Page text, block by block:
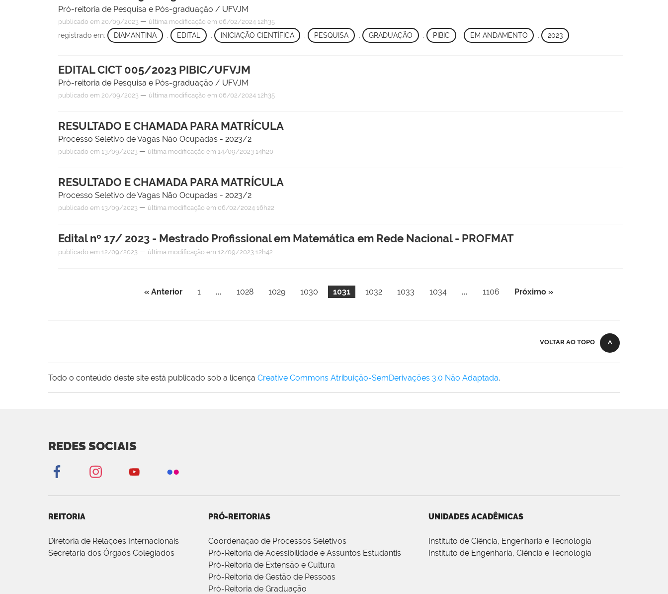
Pró-reitoria de Pesquisa e Pós-graduação / UFVJM
publicado em 20/09/2023 — última modificação em 06/02/2024 12h35
registrado em: DIAMANTINA EDITAL INICIAÇÃO CIENTÍFICA , PESQUISA , GRADUAÇÃO PIBIC EM ANDAMENTO , 2023
EDITAL CICT 005/2023 PIBIC/UFVJM
Pró-reitoria de Pesquisa e Pós-graduação / UFVJM
publicado em 20/09/2023 — última modificação em 06/02/2024 12h35
RESULTADO E CHAMADA PARA MATRÍCULA
Processo Seletivo de Vagas Não Ocupadas - 2023/2
publicado em 13/09/2023 — última modificação em 14/09/2023 14h20
RESULTADO E CHAMADA PARA MATRÍCULA
Processo Seletivo de Vagas Não Ocupadas - 2023/2
publicado em 13/09/2023 — última modificação em 06/02/2024 16h22
Edital nº 17/ 2023 - Mestrado Profissional em Matemática em Rede Nacional - PROFMAT
publicado em 12/09/2023 — última modificação em 12/09/2023 12h42
« Anterior 1 ... 1028 1029 1030 1031 1032 1033 1034 ... 1106 Próximo »
VOLTAR AO TOPO
Todo o conteúdo deste site está publicado sob a licença Creative Commons Atribuição-SemDerivações 3.0 Não Adaptada.
REDES SOCIAIS
REITORIA
Diretoria de Relações Internacionais
Secretaria dos Órgãos Colegiados
PRÓ-REITORIAS
Coordenação de Processos Seletivos
Pró-Reitoria de Acessibilidade e Assuntos Estudantis
Pró-Reitoria de Extensão e Cultura
Pró-Reitoria de Gestão de Pessoas
Pró-Reitoria de Graduação
UNIDADES ACADÊMICAS
Instituto de Ciência, Engenharia e Tecnologia
Instituto de Engenharia, Ciência e Tecnologia